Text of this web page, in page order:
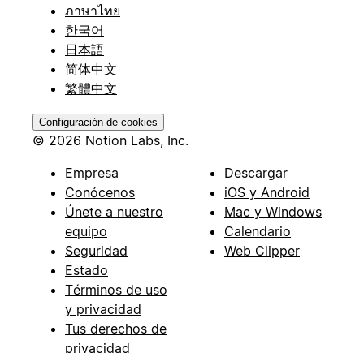
ภาษาไทย
한국어
日本語
简体中文
繁體中文
Configuración de cookies
© 2026 Notion Labs, Inc.
Empresa
Conócenos
Únete a nuestro
equipo
Seguridad
Estado
Términos de uso
y privacidad
Tus derechos de
privacidad
Descargar
iOS y Android
Mac y Windows
Calendario
Web Clipper